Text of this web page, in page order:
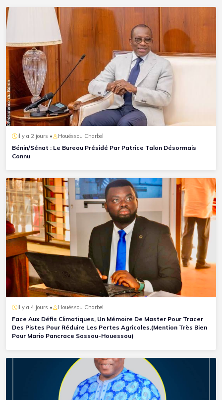
il y a 2 jours • Houéssou Charbel
Bénin/Sénat : Le Bureau Présidé Par Patrice Talon Désormais
Connu
il y a 4 jours • Houéssou Charbel
Face Aux Défis Climatiques, Un Mémoire De Master Pour Tracer
Des Pistes Pour Réduire Les Pertes Agricoles.(Mention Très Bien
Pour Mario Pancrace Sossou-Houessou)